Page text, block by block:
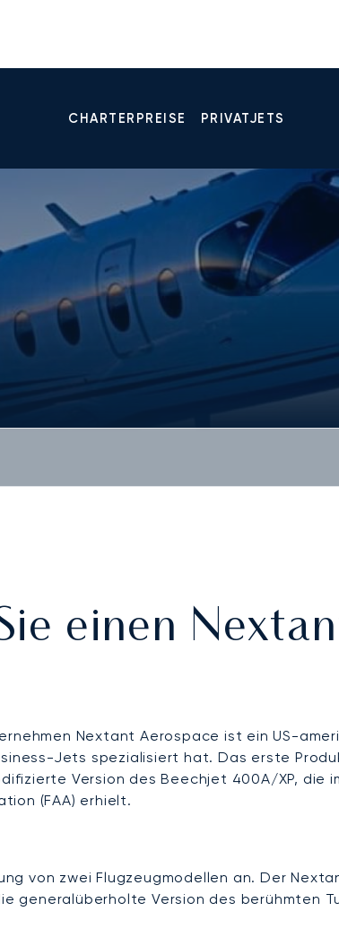
CHARTERPREISE PRIVATJETS
einen
Nextant Aerospace ist ein US-
Jets spezialisiert hat. Das erste
Version des Beechjet 400A/XP, die
(FAA) erhielt.
von zwei Flugzeugmodellen an. Der
generalüberholte Version des berühmten